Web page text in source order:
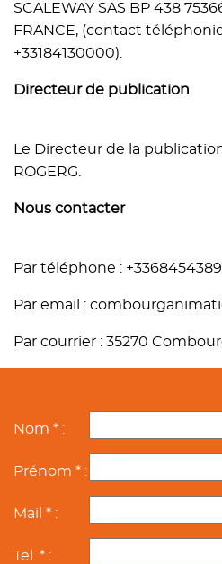
SCALEWAY SAS BP 438
FRANCE, (contact
+33184130000).
Directeur de publication
Le Directeur de la
ROGERG.
Nous contacter
Par téléphone :
Par email :
Par courrier : 35270
Nom * :
Prénom * :
Mail * :
Tel. * :